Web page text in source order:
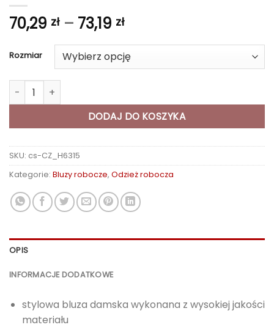
70,29 zł – 73,19 złZakres
od
70,29 zł
Rozmiar
ilość Bluza polarowa damska FLORET różowa
DODAJ DO KOSZYKA
SKU: cs-CZ_H6315
Kategorie: Bluzy robocze, Odzież robocza
OPIS
INFORMACJE DODATKOWE
stylowa bluza damska wykonana z wysokiej jakości
materiału